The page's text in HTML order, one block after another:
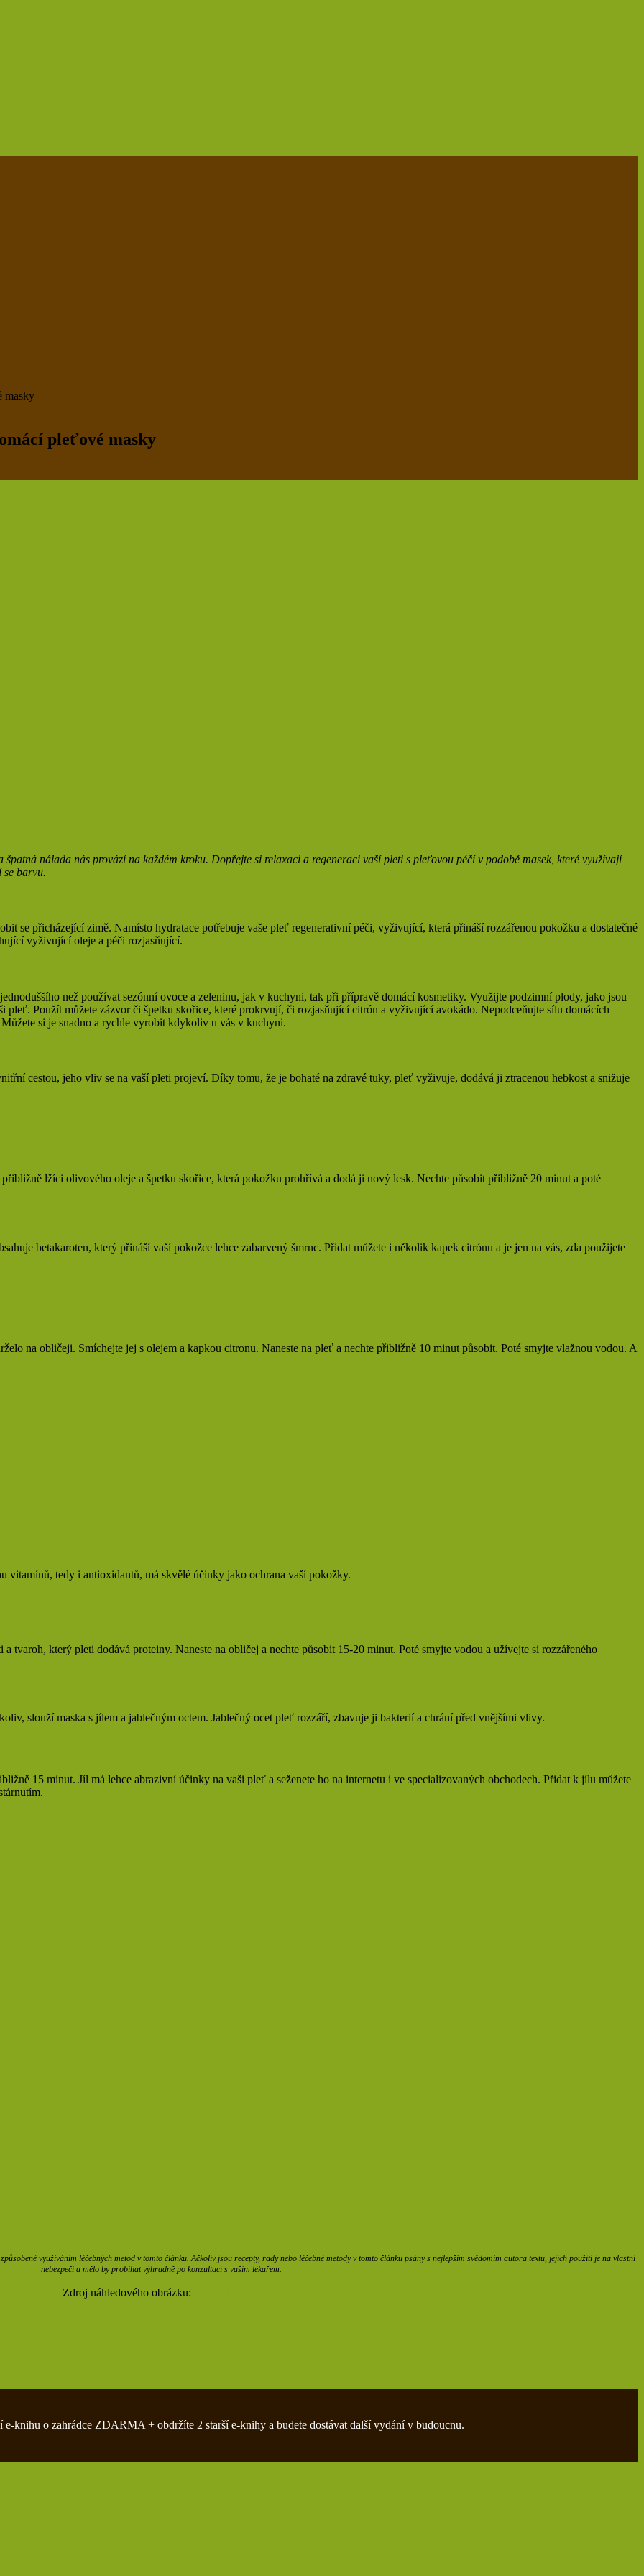
masky
pleťové masky
nálada nás provází na každém kroku. Dopřejte si relaxaci a regeneraci vaší pleti s pleťovou péčí v podobě masek, které využívají
barvu.
se přicházející zimě. Namísto hydratace potřebuje vaše pleť regenerativní péči, vyživující, která přináší rozzářenou pokožku a dostatečné
vyživující oleje a péči rozjasňující.
než používat sezónní ovoce a zeleninu, jak v kuchyni, tak při přípravě domácí kosmetiky. Využijte podzimní plody, jako jsou
Použít můžete zázvor či špetku skořice, které prokrvují, či rozjasňující citrón a vyživující avokádo. Nepodceňujte sílu domácích
si je snadno a rychle vyrobit kdykoliv u vás v kuchyni.
cestou, jeho vliv se na vaší pleti projeví. Díky tomu, že je bohaté na zdravé tuky, pleť vyživuje, dodává ji ztracenou hebkost a snižuje
lžíci olivového oleje a špetku skořice, která pokožku prohřívá a dodá ji nový lesk. Nechte působit přibližně 20 minut a poté
betakaroten, který přináší vaší pokožce lehce zabarvený šmrnc. Přidat můžete i několik kapek citrónu a je jen na vás, zda použijete
na obličeji. Smíchejte jej s olejem a kapkou citronu. Naneste na pleť a nechte přibližně 10 minut působit. Poté smyjte vlažnou vodou. A
tedy i antioxidantů, má skvělé účinky jako ochrana vaší pokožky.
tvaroh, který pleti dodává proteiny. Naneste na obličej a nechte působit 15-20 minut. Poté smyjte vodou a užívejte si rozzářeného
slouží maska s jílem a jablečným octem. Jablečný ocet pleť rozzáří, zbavuje ji bakterií a chrání před vnějšími vlivy.
15 minut. Jíl má lehce abrazivní účinky na vaši pleť a seženete ho na internetu i ve specializovaných obchodech. Přidat k jílu můžete
využíváním léčebných metod v tomto článku. Ačkoliv jsou recepty, rady nebo léčebné metody v tomto článku psány s nejlepším svědomím autora textu, jejich použití je na vlastní
nebezpečí a mělo by probíhat výhradně po konzultaci s vaším lékařem.
Zdroj náhledového obrázku:
knihu o zahrádce ZDARMA + obdržíte 2 starší e-knihy a budete dostávat další vydání v budoucnu.